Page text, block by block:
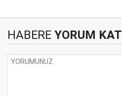
HABERE YORUM KAT